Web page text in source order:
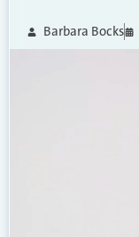
Barbara Bocks